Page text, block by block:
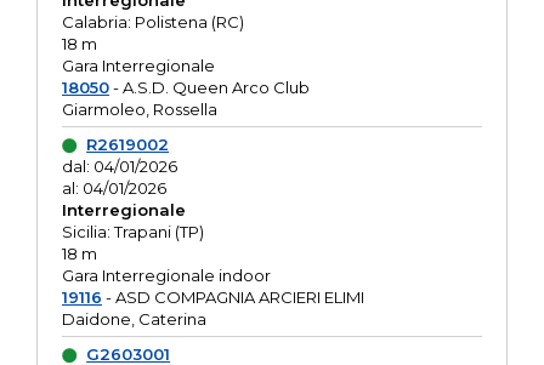
Calabria: Polistena (RC)
18 m
Gara Interregionale
18050- A.S.D. Queen Arco Club
Giarmoleo, Rossella
R2619002
dal: 04/01/2026
al: 04/01/2026
Interregionale
Sicilia: Trapani (TP)
18 m
Gara Interregionale indoor
19116 - ASD COMPAGNIA ARCIERI ELIMI
Daidone, Caterina
G2603001